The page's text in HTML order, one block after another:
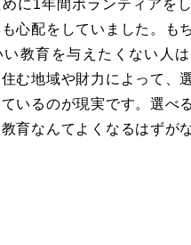
に1年間ボランティアを
心配をしていました。も
教育を与えたくない人
む地域や財力によって、
いるのが現実です。選べ
育なんてよくなるはずが